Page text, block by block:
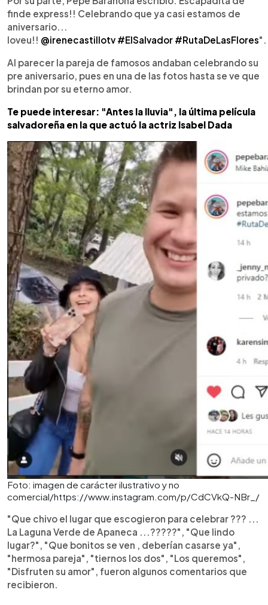
finde express!! Celebrando que ya casi estamos de
aniversario...
loveu!! @irenecastillotv #ElSalvador #RutaDeLasFlores".
Al parecer la pareja de famosos andaban celebrando su
pre aniversario, pues en una de las fotos hasta se ve que
brindan por su eterno amor.
Te puede interesar: "Antes la lluvia", la última película
salvadoreña en la que actuó la actriz Isabel Dada
Foto: imagen de carácter ilustrativo y no
comercial/https://www.instagram.com/p/CdCVkQ-NBr_/
"Que chivo el lugar que escogieron para celebrar ??? ...
La Laguna Verde de Apaneca ...?????", "Que lindo
lugar?", "Que bonitos se ven , deberían casarse ya",
"hermosa pareja", "tiernos los dos", "Los queremos",
"Disfruten su amor", fueron algunos comentarios que
recibieron.